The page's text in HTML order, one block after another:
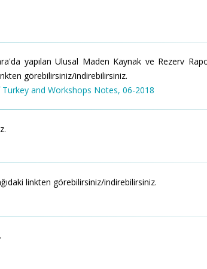
yapılan Ulusal Maden Kaynak ve Rezerv
görebilirsiniz/indirebilirsiniz.
and Workshops Notes, 06-2018
linkten görebilirsiniz/indirebilirsiniz.